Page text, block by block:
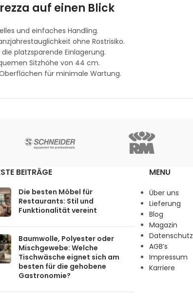
auf einen Blick
und einfaches Handling.
ohne Rostrisiko.
platzsparende Einlagerung.
Sitzhöhe von 44 cm.
für minimale Wartung.
BEITRÄGE
Die besten Möbel für
Restaurants: Stil und
Funktionalität vereint
Baumwolle, Polyester oder
Mischgewebe: Welche
Tischwäsche eignet sich am
besten für die gehobene
Gastronomie?
MENU
Über uns
Lieferung
Blog
Magazin
Datenschutz
AGB’s
Impressum
Karriere